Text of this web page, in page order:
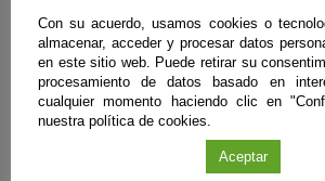
Con su acuerdo, usamos cookies o
almacenar, acceder y procesar datos
en este sitio web. Puede retirar su
procesamiento de datos basado en
cualquier momento haciendo clic en
nuestra política de cookies.
Aceptar